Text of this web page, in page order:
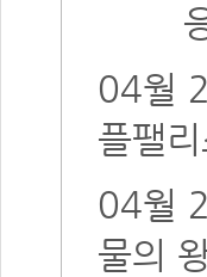
04월
플팰
04월
물의